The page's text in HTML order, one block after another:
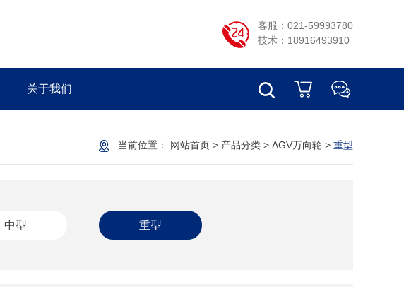
客服：021-59993780
技术：18916493910
关于我们
当前位置： 网站首页 > 产品分类 > AGV万向轮 > 重型
中型 重型